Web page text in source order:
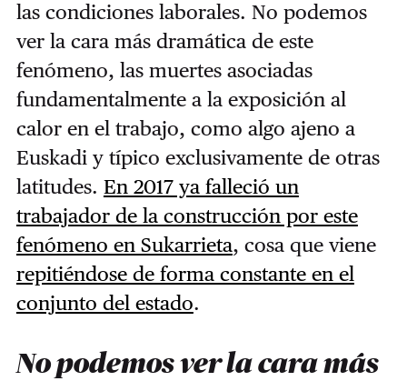
las condiciones laborales. No podemos
ver la cara más dramática de este
fenómeno, las muertes asociadas
fundamentalmente a la exposición al
calor en el trabajo, como algo ajeno a
Euskadi y típico exclusivamente de otras
latitudes. En 2017 ya falleció un
trabajador de la construcción por este
fenómeno en Sukarrieta, cosa que viene
repitiéndose de forma constante en el
conjunto del estado.
No podemos ver la cara más